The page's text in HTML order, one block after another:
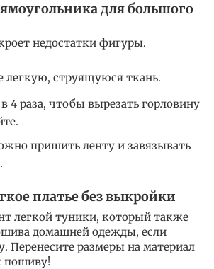
для большого
недостатки фигуры.
легкую, струящуюся ткань.
4 раза, чтобы вырезать горловину
пришить ленту и завязывать
платье без выкройки
легкой туники, который также
домашней одежды, если
Перенесите размеры на материал
пошиву!